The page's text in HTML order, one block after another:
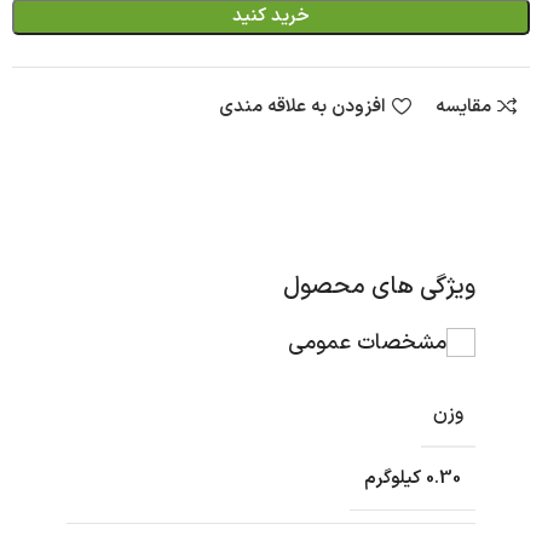
خرید کنید
مقایسه افزودن به علاقه مندی
ویژگی های محصول
مشخصات عمومی
وزن
0.30 کیلوگرم